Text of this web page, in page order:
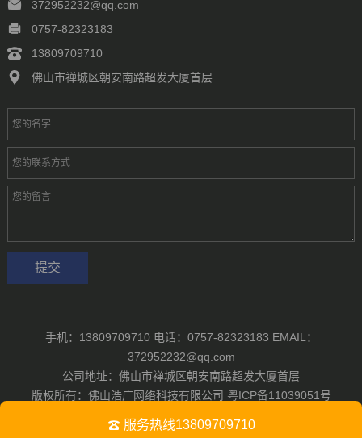
服务热线13809709710
372952232@qq.com
0757-82323183
13809709710
佛山市禅城区朝安南路超发大厦首层
手机：13809709710 电话：0757-82323183 EMAIL：
372952232@qq.com
公司地址：佛山市禅城区朝安南路超发大厦首层
版权所有：佛山浩广网络科技有限公司 粤ICP备11039051号
案例展示 新闻资讯 关于我们 网站地图